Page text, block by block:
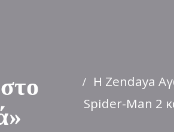
Η Zendaya
Spider-Man 2